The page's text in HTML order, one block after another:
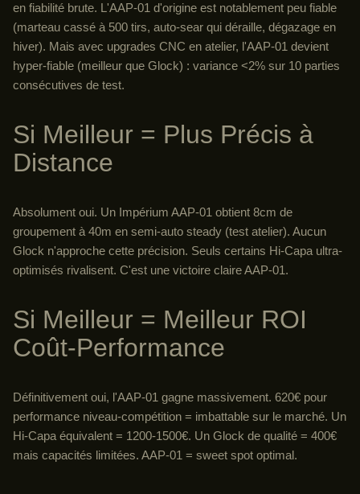
en fiabilité brute. L'AAP-01 d'origine est notablement peu fiable
(marteau cassé à 500 tirs, auto-sear qui déraille, dégazage en
hiver). Mais avec upgrades CNC en atelier, l'AAP-01 devient
hyper-fiable (meilleur que Glock) : variance <2% sur 10 parties
consécutives de test.
Si Meilleur = Plus Précis à
Distance
Absolument oui. Un Impérium AAP-01 obtient 8cm de
groupement à 40m en semi-auto steady (test atelier). Aucun
Glock n'approche cette précision. Seuls certains Hi-Capa ultra-
optimisés rivalisent. C'est une victoire claire AAP-01.
Si Meilleur = Meilleur ROI
Coût-Performance
Définitivement oui, l'AAP-01 gagne massivement. 620€ pour
performance niveau-compétition = imbattable sur le marché. Un
Hi-Capa équivalent = 1200-1500€. Un Glock de qualité = 400€
mais capacités limitées. AAP-01 = sweet spot optimal.